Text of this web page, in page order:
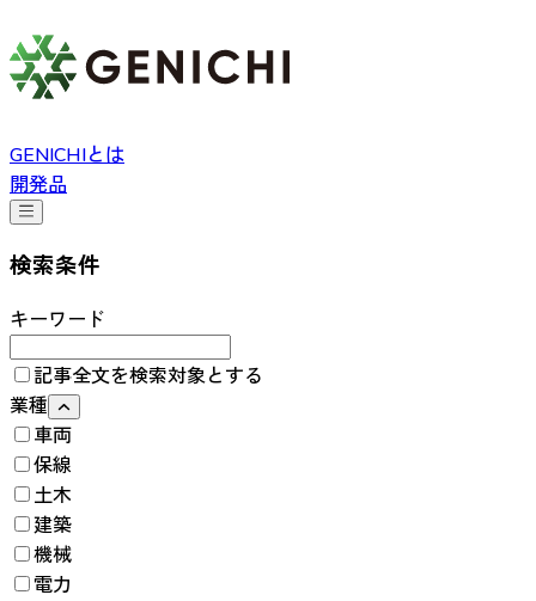
GENICHIとは
開発品
検索条件
キーワード
記事全文を検索対象とする
業種
車両
保線
土木
建築
機械
電力